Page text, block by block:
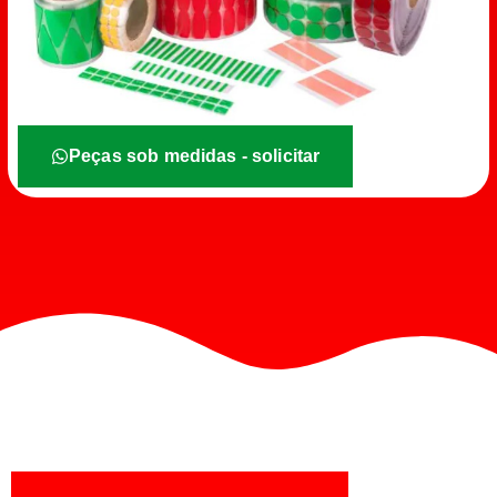
Peças sob medidas - solicitar